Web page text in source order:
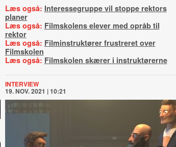
Læs også: Interessegruppe vil stoppe rektors
planer
Læs også: Filmskolens elever med opråb til
rektor
Læs også: Filminstruktører frustreret over
Filmskolen
Læs også: Filmskolen skærer i instruktørerne
INTERVIEW
19. NOV. 2021 | 10:21